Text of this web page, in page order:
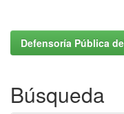
Defensoría Pública
Búsqueda